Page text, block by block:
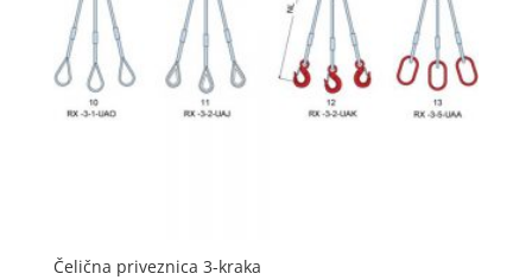
Čelična priveznica 3-kraka